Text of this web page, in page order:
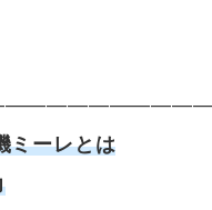
ミーレとは